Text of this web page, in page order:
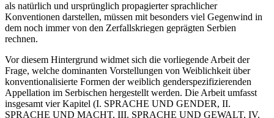
als natürlich und ursprünglich propagierter sprachlicher
Konventionen darstellen, müssen mit besonders viel Gegenwind in
dem noch immer von den Zerfallskriegen geprägten Serbien
rechnen.
Vor diesem Hintergrund widmet sich die vorliegende Arbeit der
Frage, welche dominanten Vorstellungen von Weiblichkeit über
konventionalisierte Formen der weiblich genderspezifizierenden
Appellation im Serbischen hergestellt werden. Die Arbeit umfasst
insgesamt vier Kapitel (I. SPRACHE UND GENDER, II.
SPRACHE UND MACHT, III. SPRACHE UND GEWALT, IV.